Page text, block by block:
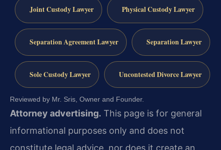
Joint Custody Lawyer Physical Custody Lawyer
Separation Agreement Lawyer Separation Lawyer
Sole Custody Lawyer Uncontested Divorce Lawyer
Reviewed by Mr. Sris, Owner and Founder.
Attorney advertising. This page is for general
informational purposes only and does not
constitute legal advice, nor does it create an